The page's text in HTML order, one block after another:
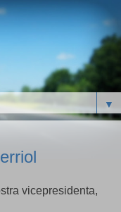
▼
vicepresidenta,